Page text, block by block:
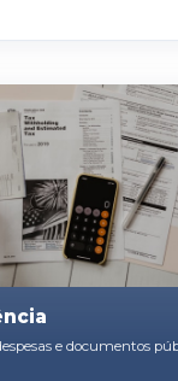
e documentos